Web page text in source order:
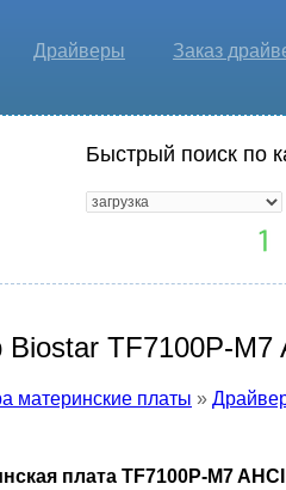
Драйверы Заказ
Быстрый поиск по
Biostar TF7100P-
материнские платы »
плата TF7100P-M7